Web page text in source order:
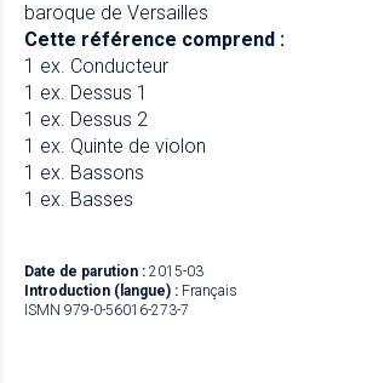
baroque de Versailles
Cette référence comprend :
1 ex. Conducteur
1 ex. Dessus 1
1 ex. Dessus 2
1 ex. Quinte de violon
1 ex. Bassons
1 ex. Basses
Date de parution : 2015-03
Introduction (langue) : Français
ISMN 979-0-56016-273-7